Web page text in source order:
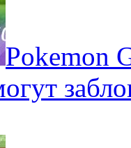
Pokеmon